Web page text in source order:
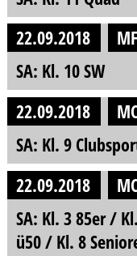
22.09.2018
SA: Kl. 10 SW
22.09.2018
SA: Kl. 9
22.09.2018
SA: Kl. 3 85er /
ü50 / Kl. 8